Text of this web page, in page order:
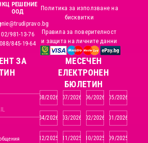
РЕШЕНИЕ
ООД
02/981-13-76
088/845-19-64
Политика за използване на
бисквитки
Правила за поверителност
и защита на личните данни
ЗА
MЕСЕЧЕН
ЕЛЕКТРОНЕН
БЮЛЕТИН
08/2026 07/2026 06/2026 05/2026
04/2026 03/2026 02/2026 01/2026
12/2025 11/2025 10/2025 09/2025